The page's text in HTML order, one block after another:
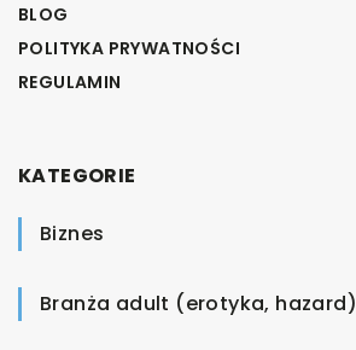
BLOG
POLITYKA PRYWATNOŚCI
REGULAMIN
KATEGORIE
Biznes
Branża adult (erotyka, hazard)